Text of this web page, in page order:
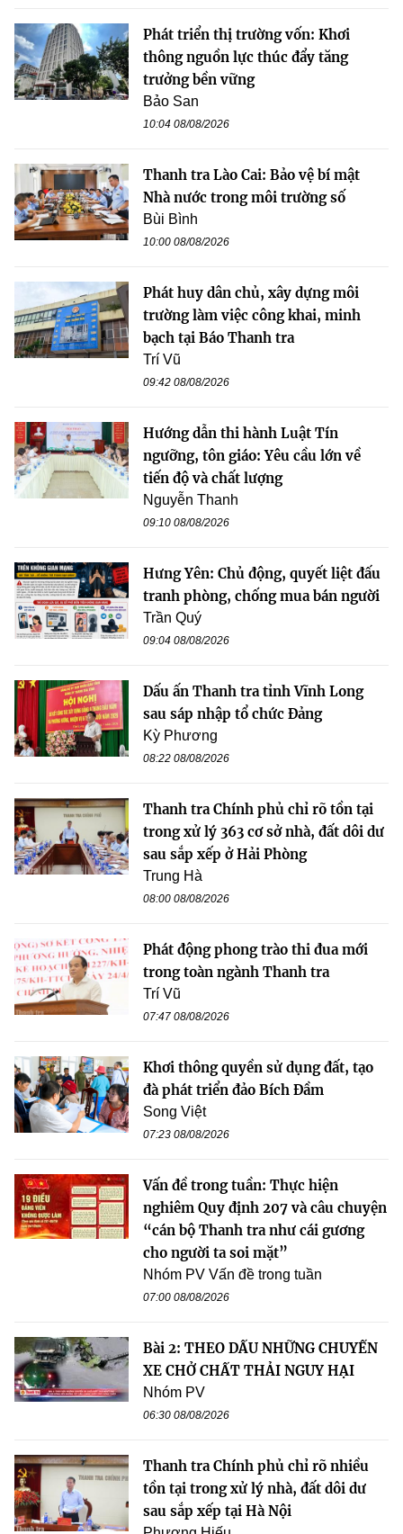
Phát triển thị trường vốn: Khơi
thông nguồn lực thúc đẩy tăng
trưởng bền vững
Bảo San
10:04 08/08/2026
Thanh tra Lào Cai: Bảo vệ bí mật
Nhà nước trong môi trường số
Bùi Bình
10:00 08/08/2026
Phát huy dân chủ, xây dựng môi
trường làm việc công khai, minh
bạch tại Báo Thanh tra
Trí Vũ
09:42 08/08/2026
Hướng dẫn thi hành Luật Tín
ngưỡng, tôn giáo: Yêu cầu lớn về
tiến độ và chất lượng
Nguyễn Thanh
09:10 08/08/2026
Hưng Yên: Chủ động, quyết liệt đấu
tranh phòng, chống mua bán người
Trần Quý
09:04 08/08/2026
Dấu ấn Thanh tra tỉnh Vĩnh Long
sau sáp nhập tổ chức Đảng
Kỳ Phương
08:22 08/08/2026
Thanh tra Chính phủ chỉ rõ tồn tại
trong xử lý 363 cơ sở nhà, đất dôi dư
sau sắp xếp ở Hải Phòng
Trung Hà
08:00 08/08/2026
Phát động phong trào thi đua mới
trong toàn ngành Thanh tra
Trí Vũ
07:47 08/08/2026
Khơi thông quyền sử dụng đất, tạo
đà phát triển đảo Bích Đầm
Song Việt
07:23 08/08/2026
Vấn đề trong tuần: Thực hiện
nghiêm Quy định 207 và câu chuyện
“cán bộ Thanh tra như cái gương
cho người ta soi mặt”
Nhóm PV Vấn đề trong tuần
07:00 08/08/2026
Bài 2: THEO DẤU NHỮNG CHUYẾN
XE CHỞ CHẤT THẢI NGUY HẠI
Nhóm PV
06:30 08/08/2026
Thanh tra Chính phủ chỉ rõ nhiều
tồn tại trong xử lý nhà, đất dôi dư
sau sắp xếp tại Hà Nội